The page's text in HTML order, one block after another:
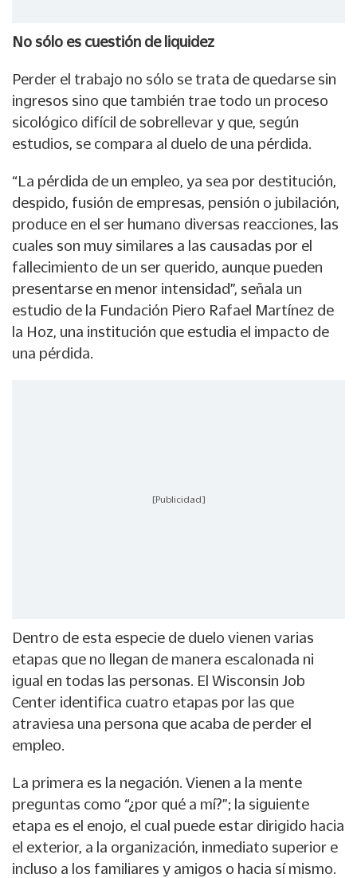
No sólo es cuestión de liquidez
Perder el trabajo no sólo se trata de quedarse sin
ingresos sino que también trae todo un proceso
sicológico difícil de sobrellevar y que, según
estudios, se compara al duelo de una pérdida.
“La pérdida de un empleo, ya sea por destitución,
despido, fusión de empresas, pensión o jubilación,
produce en el ser humano diversas reacciones, las
cuales son muy similares a las causadas por el
fallecimiento de un ser querido, aunque pueden
presentarse en menor intensidad”, señala un
estudio de la Fundación Piero Rafael Martínez de
la Hoz, una institución que estudia el impacto de
una pérdida.
[Publicidad]
Dentro de esta especie de duelo vienen varias
etapas que no llegan de manera escalonada ni
igual en todas las personas. El Wisconsin Job
Center identifica cuatro etapas por las que
atraviesa una persona que acaba de perder el
empleo.
La primera es la negación. Vienen a la mente
preguntas como “¿por qué a mí?”; la siguiente
etapa es el enojo, el cual puede estar dirigido hacia
el exterior, a la organización, inmediato superior e
incluso a los familiares y amigos o hacia sí mismo.